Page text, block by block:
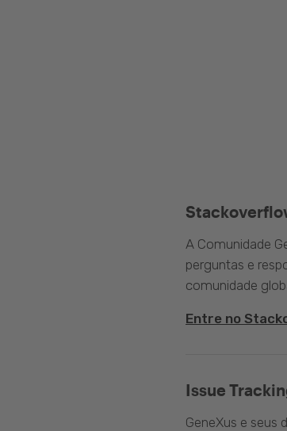
A Comunidade
perguntas e
comunidade
Entre no
Issue
GeneXus e seus